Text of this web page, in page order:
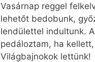
Vasárnap reggel
lehetőt bedobunk,
lendülettel indultunk.
pedáloztam, ha
Világbajnokok lettünk!